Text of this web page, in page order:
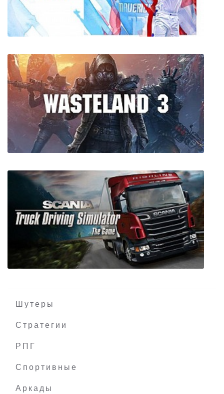
Serious Sam HD: The Second Encounter
NBA 2K22
Wasteland 3 + все DLC
Шутеры
Стратегии
РПГ
Спортивные
Аркады